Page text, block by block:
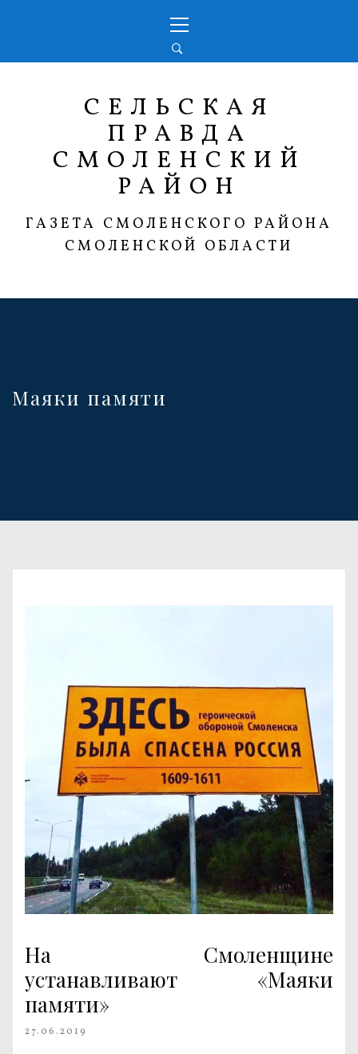
меню
СЕЛЬСКАЯ
ПРАВДА
СМОЛЕНСКИЙ
РАЙОН
ГАЗЕТА СМОЛЕНСКОГО РАЙОНА
СМОЛЕНСКОЙ ОБЛАСТИ
Маяки памяти
На Смоленщине
устанавливают «Маяки
памяти»
27.06.2019